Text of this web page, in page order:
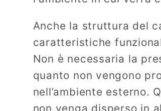
Anche la struttura del
caratteristiche
Non è necessaria la
quanto non vengono
nell’ambiente esterno.
non venga disperso in